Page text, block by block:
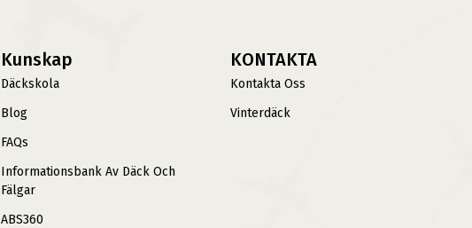
Kunskap
Däckskola
Blog
FAQs
Informationsbank Av Däck Och
Fälgar
ABS360
KONTAKTA
Kontakta Oss
Vinterdäck